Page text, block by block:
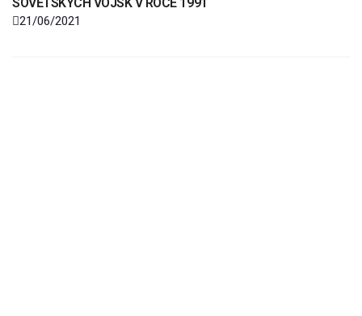
21/06/2021